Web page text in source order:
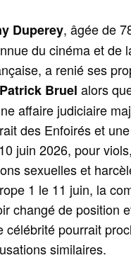
Duperey, âgée de
du cinéma et de
a renié ses
Patrick Bruel alors
affaire judiciaire
des Enfoirés et
juin 2026, pour
sexuelles et
1 le 11 juin, la
changé de position
célébrité pourrait
similaires.